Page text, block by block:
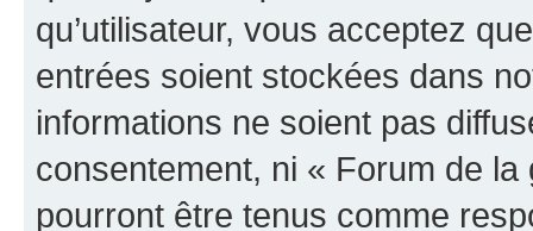
qu’utilisateur, vous acceptez
entrées soient stockées dans
informations ne soient pas
consentement, ni « Forum de
pourront être tenus comme